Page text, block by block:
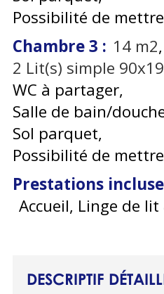
Possibilité de
Chambre 3 : 14 m2
2 Lit(s) simple
WC à partager
Salle de bain/
Sol parquet
Possibilité de
Prestations
Accueil, Linge de
DESCRIPTIF